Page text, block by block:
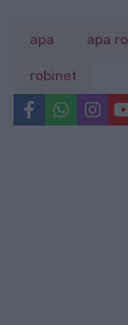
apa apa
robinet